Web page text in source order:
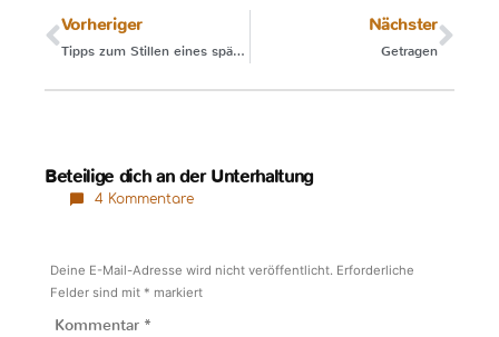
Vorheriger
Tipps zum Stillen eines späten Frühgeborenen
Nächster
Getragen
Beteilige dich an der Unterhaltung
4 Kommentare
Deine E-Mail-Adresse wird nicht veröffentlicht. Erforderliche
Felder sind mit * markiert
Kommentar *